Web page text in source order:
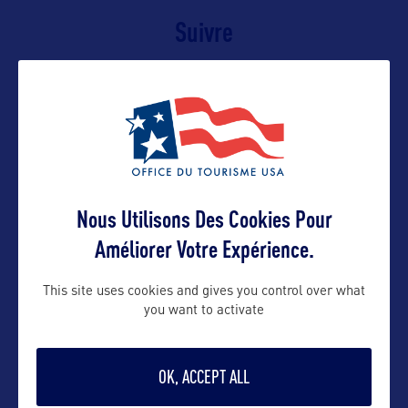
Suivre
VOIR LE SITE
Nous Utilisons Des Cookies Pour
Améliorer Votre Expérience.
This site uses cookies and gives you control over what
you want to activate
OK, ACCEPT ALL